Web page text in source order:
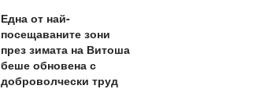
Една от най-
посещаваните зони
през зимата на Витоша
беше обновена с
доброволчески труд